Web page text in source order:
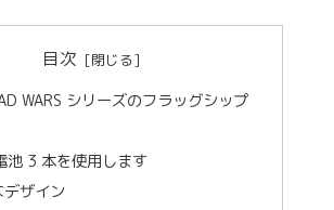
目次
WARS シリーズのフラッグシップ
池 3 本を使用します
ザイン